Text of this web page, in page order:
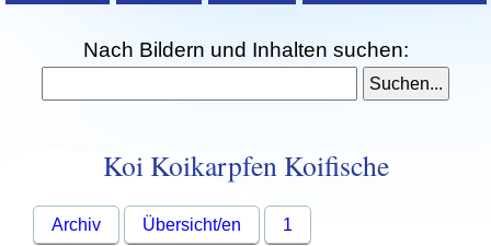
Nach Bildern und Inhalten suchen:
Koi Koikarpfen Koifische
Archiv Übersicht/en 1